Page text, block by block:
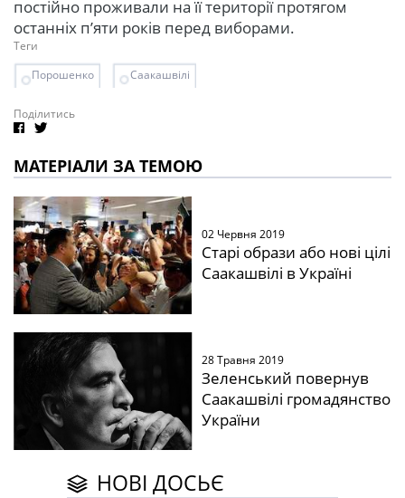
постійно проживали на її території протягом
останніх п’яти років перед виборами.
Теги
Порошенко
Саакашвілі
Поділитись
МАТЕРІАЛИ ЗА ТЕМОЮ
02 Червня 2019
Старі образи або нові цілі
Саакашвілі в Україні
28 Травня 2019
Зеленський повернув
Саакашвілі громадянство
України
НОВІ ДОСЬЄ